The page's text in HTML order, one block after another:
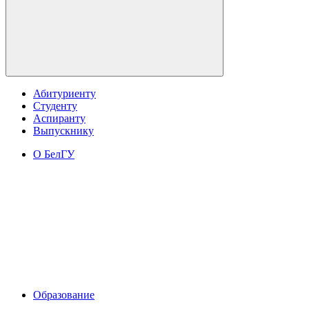
Абитуриенту
Студенту
Аспиранту
Выпускнику
О БелГУ
Образование